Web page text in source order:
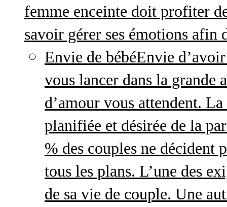
femme enceinte doit profiter
savoir gérer ses émotions
Envie de bébéEnvie
vous lancer dans la grande
d’amour vous attendent.
planifiée et désirée de la
% des couples ne décident
tous les plans. L’une des
de sa vie de couple. Une